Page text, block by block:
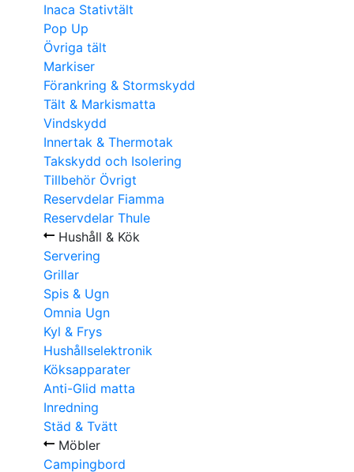
Inaca Stativtält
Pop Up
Övriga tält
Markiser
Förankring & Stormskydd
Tält & Markismatta
Vindskydd
Innertak & Thermotak
Takskydd och Isolering
Tillbehör Övrigt
Reservdelar Fiamma
Reservdelar Thule
Hushåll & Kök
Servering
Grillar
Spis & Ugn
Omnia Ugn
Kyl & Frys
Hushållselektronik
Köksapparater
Anti-Glid matta
Inredning
Städ & Tvätt
Möbler
Campingbord